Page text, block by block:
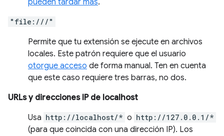
pueden tardar más.
"file:///"
Permite que tu extensión se ejecute en archivos
locales. Este patrón requiere que el usuario
otorgue acceso de forma manual. Ten en cuenta
que este caso requiere tres barras, no dos.
URLs y direcciones IP de localhost
Usa http://localhost/* o http://127.0.0.1/*
(para que coincida con una dirección IP). Los